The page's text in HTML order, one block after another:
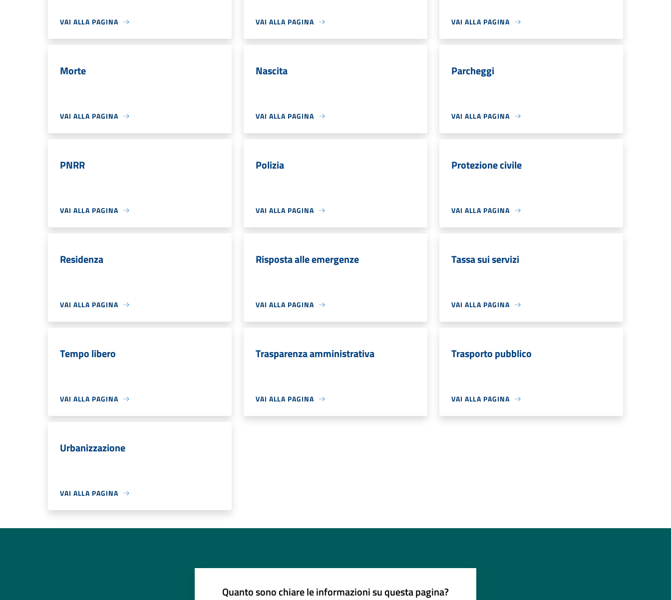
VAI ALLA PAGINA VAI ALLA PAGINA VAI ALLA PAGINA
Morte
VAI ALLA PAGINA
Nascita
VAI ALLA PAGINA
Parcheggi
VAI ALLA PAGINA
PNRR
VAI ALLA PAGINA
Polizia
VAI ALLA PAGINA
Protezione civile
VAI ALLA PAGINA
Residenza
VAI ALLA PAGINA
Risposta alle emergenze
VAI ALLA PAGINA
Tassa sui servizi
VAI ALLA PAGINA
Tempo libero
VAI ALLA PAGINA
Trasparenza amministrativa
VAI ALLA PAGINA
Trasporto pubblico
VAI ALLA PAGINA
Urbanizzazione
VAI ALLA PAGINA
Quanto sono chiare le informazioni su questa pagina?